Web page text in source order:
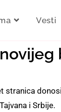
Vesti
i Srbije.